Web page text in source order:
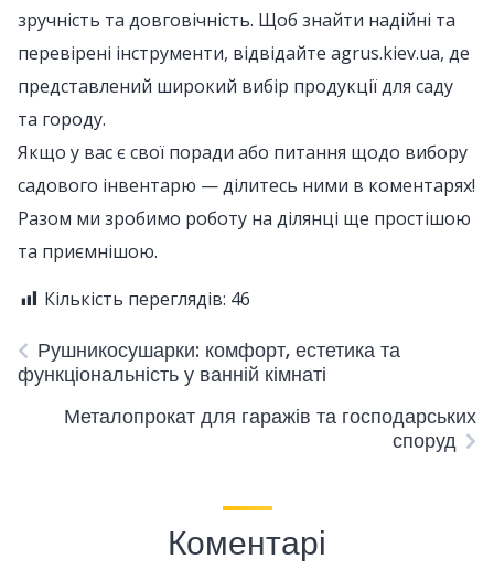
зручність та довговічність. Щоб знайти надійні та
перевірені інструменти, відвідайте agrus.kiev.ua, де
представлений широкий вибір продукції для саду
та городу.
Якщо у вас є свої поради або питання щодо вибору
садового інвентарю — ділитесь ними в коментарях!
Разом ми зробимо роботу на ділянці ще простішою
та приємнішою.
Кількість переглядів: 46
Рушникосушарки: комфорт, естетика та
функціональність у ванній кімнаті
Металопрокат для гаражів та господарських
споруд
Коментарі